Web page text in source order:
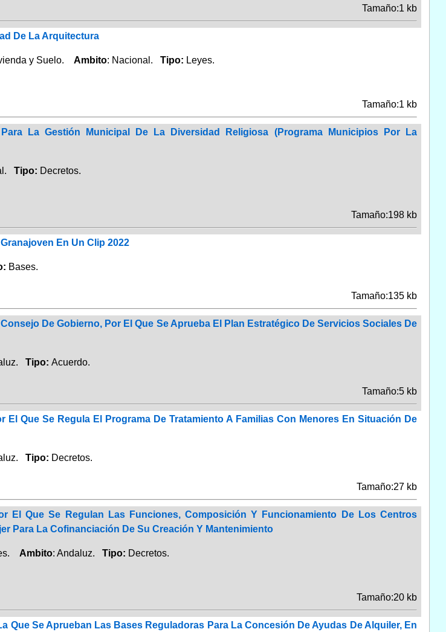
Tamaño:1 kb
De La Arquitectura
y Suelo. Ambito: Nacional. Tipo: Leyes.
Tamaño:1 kb
La Gestión Municipal De La Diversidad Religiosa (Programa Municipios Por La
Tipo: Decretos.
Tamaño:198 kb
En Un Clip 2022
Bases.
Tamaño:135 kb
De Gobierno, Por El Que Se Aprueba El Plan Estratégico De Servicios Sociales De
Tipo: Acuerdo.
Tamaño:5 kb
El Que Se Regula El Programa De Tratamiento A Familias Con Menores En Situación De
Tipo: Decretos.
Tamaño:27 kb
El Que Se Regulan Las Funciones, Composición Y Funcionamiento De Los Centros
Para La Cofinanciación De Su Creación Y Mantenimiento
Ambito: Andaluz. Tipo: Decretos.
Tamaño:20 kb
Que Se Aprueban Las Bases Reguladoras Para La Concesión De Ayudas De Alquiler, En